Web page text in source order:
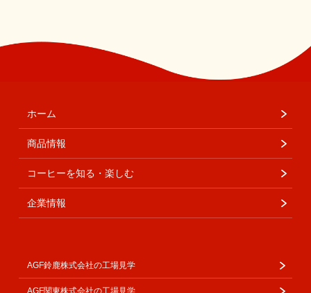
ホーム
商品情報
コーヒーを知る・楽しむ
企業情報
AGF鈴鹿株式会社の工場見学